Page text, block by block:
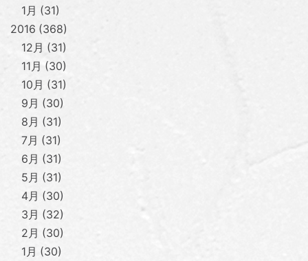
1月
31
2016 368
12月
31
11月
30
10月
31
9月
30
8月
31
7月
31
6月
31
5月
31
4月
30
3月
32
2月
30
1月
30